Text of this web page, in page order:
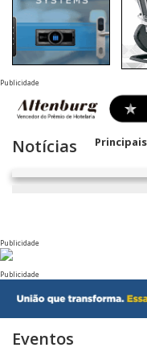
Publicidade
Notícias
Publicidade
Publicidade
Eventos